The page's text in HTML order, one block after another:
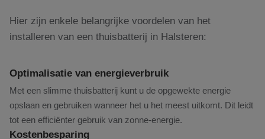
Hier zijn enkele belangrijke voordelen van het
installeren van een thuisbatterij in Halsteren:
Optimalisatie van energieverbruik
Met een slimme thuisbatterij kunt u de opgewekte energie
opslaan en gebruiken wanneer het u het meest uitkomt. Dit leidt
tot een efficiënter gebruik van zonne-energie.
Kostenbesparing